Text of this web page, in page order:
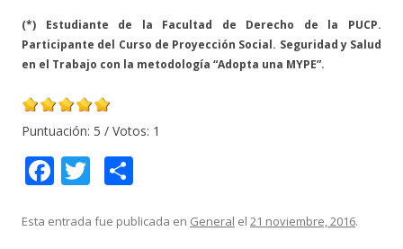
(*) Estudiante de la Facultad de Derecho de la PUCP.
Participante del Curso de Proyección Social. Seguridad y Salud
en el Trabajo con la metodología “Adopta una MYPE”.
Puntuación: 5 / Votos: 1
F
e
T
itt m
Esta entrada fue publicada en General el 21 noviembre, 2016.